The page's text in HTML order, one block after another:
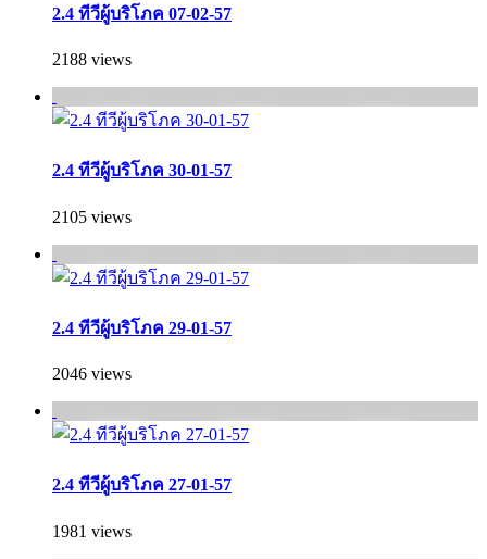
2.4 ทีวีผู้บริโภค 07-02-57
2188 views
2.4 ทีวีผู้บริโภค 30-01-57
2105 views
2.4 ทีวีผู้บริโภค 29-01-57
2046 views
2.4 ทีวีผู้บริโภค 27-01-57
1981 views